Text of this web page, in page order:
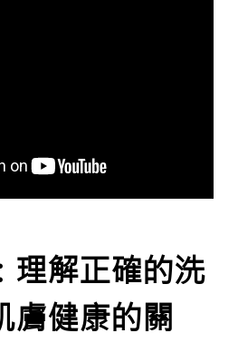
理解正確的洗
膚健康的關